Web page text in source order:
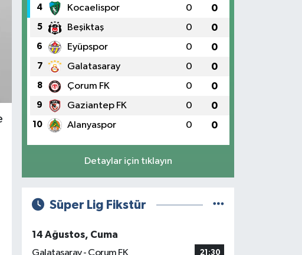
4 Kocaelispor 0 0
5 Beşiktaş 0 0
6 Eyüpspor 0 0
7 Galatasaray 0 0
8 Çorum FK 0 0
9 Gaziantep FK 0 0
10 Alanyaspor 0 0
Detaylar için tıklayın
Süper Lig Fikstür
14 Ağustos, Cuma
21:30